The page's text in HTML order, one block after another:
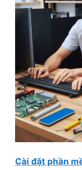
Cài đặt phần